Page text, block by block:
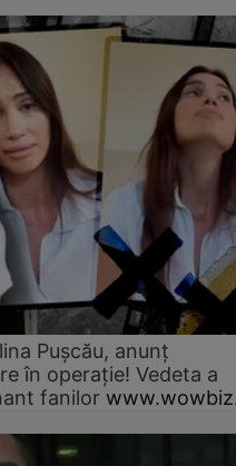
Pușcău, anunț
în operație! Vedeta a
fanilor